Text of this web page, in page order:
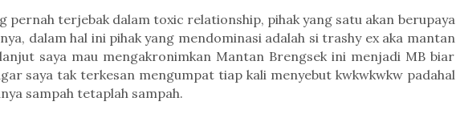
pernah terjebak dalam toxic relationship, pihak yang satu akan berupaya
dalam hal ini pihak yang mendominasi adalah si trashy ex aka mantan
saya mau mengakronimkan Mantan Brengsek ini menjadi MB biar
saya tak terkesan mengumpat tiap kali menyebut kwkwkwkw padahal
sampah tetaplah sampah.